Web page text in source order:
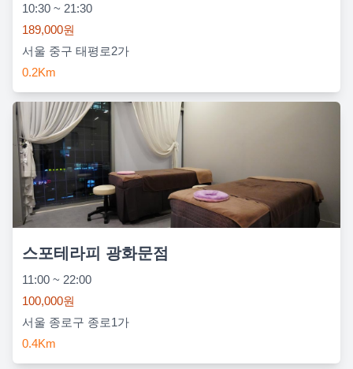
10:30 ~ 21:30
189,000원
서울 중구 태평로2가
0.2Km
스포테라피 광화문점
11:00 ~ 22:00
100,000원
서울 종로구 종로1가
0.4Km